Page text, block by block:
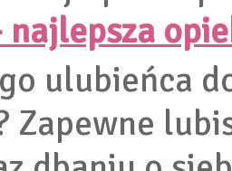
najlepsza
ulubieńca
Zapewne